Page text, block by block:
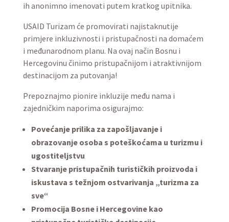
ih anonimno imenovati putem kratkog upitnika.
USAID Turizam će promovirati najistaknutije
primjere inkluzivnosti i pristupačnosti na domaćem
i međunarodnom planu. Na ovaj način Bosnu i
Hercegovinu činimo pristupačnijom i atraktivnijom
destinacijom za putovanja!
Prepoznajmo pionire inkluzije među nama i
zajedničkim naporima osigurajmo:
Povećanje prilika za zapošljavanje i
obrazovanje osoba s poteškoćama u turizmu i
ugostiteljstvu
Stvaranje pristupačnih turističkih proizvoda i
iskustava s težnjom ostvarivanja „turizma za
sve“
Promocija Bosne i Hercegovine kao